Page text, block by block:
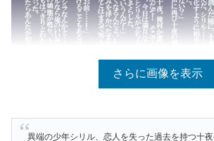
さらに画像を表示
異端の少年シリル、恋人を失った過去を持つ